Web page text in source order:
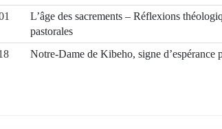
L’âge des sacrements – Réflexions
pastorales
Notre-Dame de Kibeho, signe d’espérance